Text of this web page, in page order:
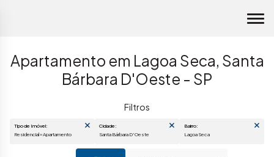
Apartamento em Lagoa Seca, Santa
Bárbara D'Oeste - SP
Residencial » Apartamento Santa Bárbara D'Oeste